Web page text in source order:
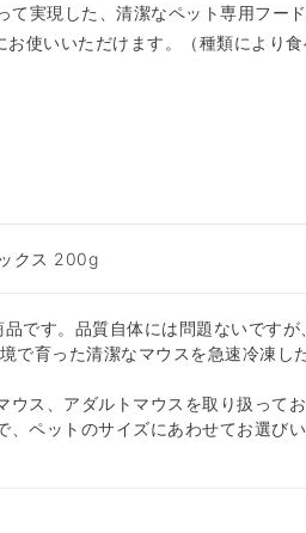
実現した、清潔なペット専用フー
使いいただけます。（種類により食
クス 200g
です。品質自体には問題ないですが
で育った清潔なマウスを急速冷凍し
ス、アダルトマウスを取り扱ってお
ペットのサイズにあわせてお選び